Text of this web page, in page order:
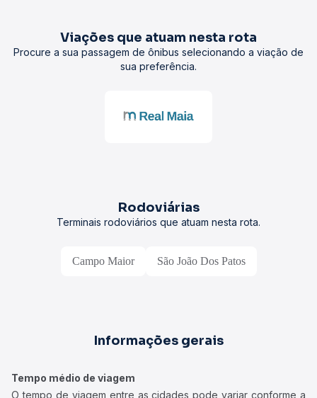
Viações que atuam nesta rota
Procure a sua passagem de ônibus selecionando a viação de
sua preferência.
Rodoviárias
Terminais rodoviários que atuam nesta rota.
Campo Maior São João Dos Patos
Informações gerais
Tempo médio de viagem
O tempo de viagem entre as cidades pode variar conforme a